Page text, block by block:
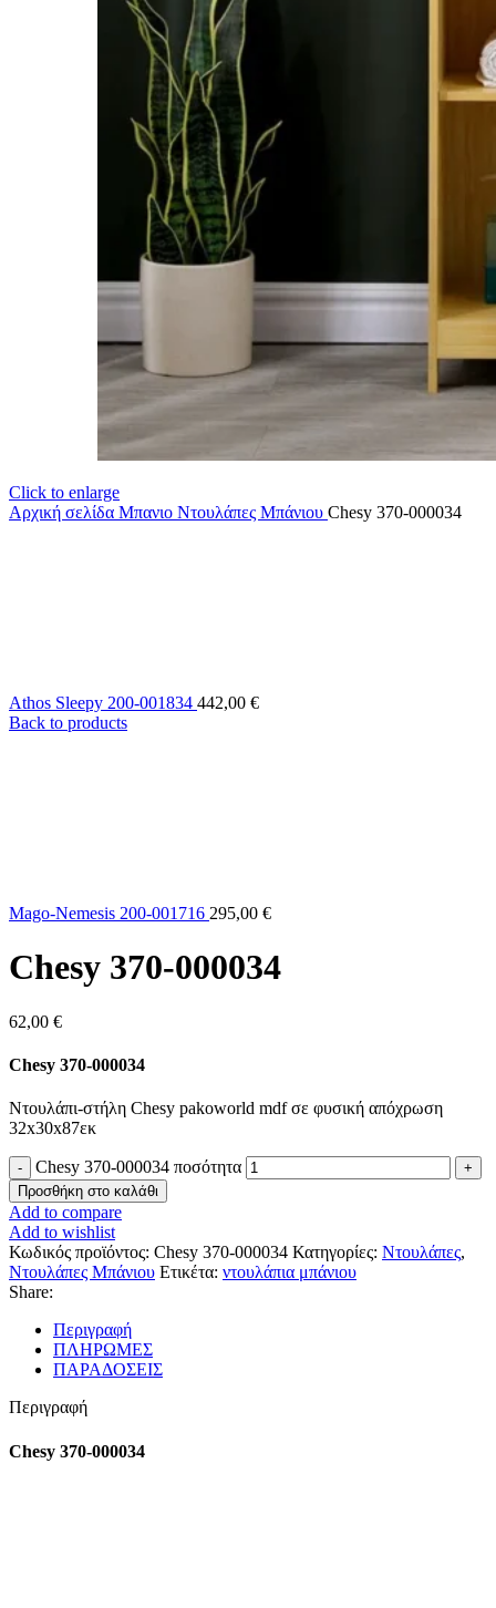
Click to enlarge
Αρχική σελίδα Μπανιο Ντουλάπες Μπάνιου Chesy 370-000034
Athos Sleepy 200-001834 442,00 €
Back to products
Mago-Nemesis 200-001716 295,00 €
Chesy 370-000034
62,00 €
Chesy 370-000034
Ντουλάπι-στήλη Chesy pakoworld mdf σε φυσική απόχρωση
32x30x87εκ
Chesy 370-000034 ποσότητα
Προσθήκη στο καλάθι
Add to compare
Add to wishlist
Κωδικός προϊόντος: Chesy 370-000034 Κατηγορίες: Ντουλάπες,
Ντουλάπες Μπάνιου Ετικέτα: ντουλάπια μπάνιου
Share:
Περιγραφή
ΠΛΗΡΩΜΕΣ
ΠΑΡΑΔΟΣΕΙΣ
Περιγραφή
Chesy 370-000034